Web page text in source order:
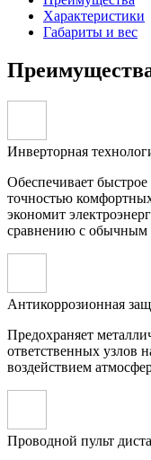
Характеристики
Габариты и вес
Инверторная
Обеспечивает
точностью
экономит
сравнению с обычным
Антикоррозионная
Предохраняет
ответственных узлов
воздействием
Проводной пульт